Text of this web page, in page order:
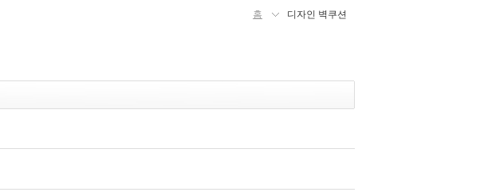
홈 디자인 벽쿠션